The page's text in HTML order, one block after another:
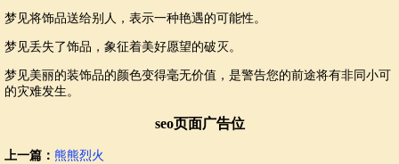
梦见将饰品送给别人，表示一种艳遇的可能性。
梦见丢失了饰品，象征着美好愿望的破灭。
梦见美丽的装饰品的颜色变得毫无价值，是警告您的前途将有非同小可
的灾难发生。
seo页面广告位
上一篇： 熊熊烈火